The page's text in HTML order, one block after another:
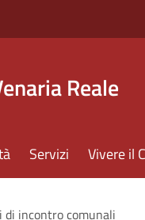
Reale
Servizi Vivere il
di incontro comunali